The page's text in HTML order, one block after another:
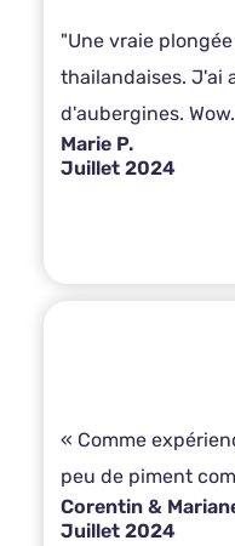
"Une vraie
thailandaises. J'ai
d'aubergines.
Marie P.
Juillet 2024
« Comme
peu de piment
Corentin &
Juillet 2024